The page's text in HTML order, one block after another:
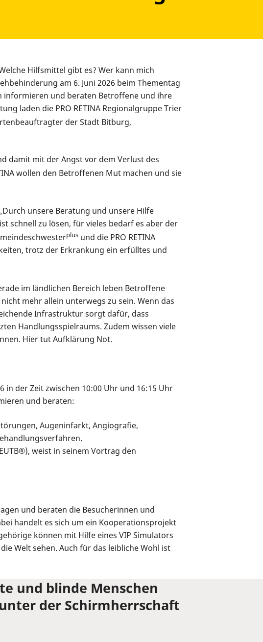
Hilfsmittel gibt es? Wer kann mich
am 6. Juni 2026 beim Thementag
informieren und beraten Betroffene und ihre
laden die PRO RETINA Regionalgruppe Trier
der Stadt Bitburg,
damit mit der Angst vor dem Verlust des
wollen den Betroffenen Mut machen und sie
unsere Beratung und unsere Hilfe
schnell zu lösen, für vieles bedarf es aber der
plus und die PRO RETINA
trotz der Erkrankung ein erfülltes und
im ländlichen Bereich leben Betroffene
mehr allein unterwegs zu sein. Wenn das
Infrastruktur sorgt dafür, dass
Handlungsspielraums. Zudem wissen viele
Hier tut Aufklärung Not.
in der Zeit zwischen 10:00 Uhr und 16:15 Uhr
und beraten:
Augeninfarkt, Angiografie,
weist in seinem Vortrag den
und beraten die Besucherinnen und
handelt es sich um ein Kooperationsprojekt
können mit Hilfe eines VIP Simulators
Welt sehen. Auch für das leibliche Wohl ist
und blinde Menschen
der Schirmherrschaft